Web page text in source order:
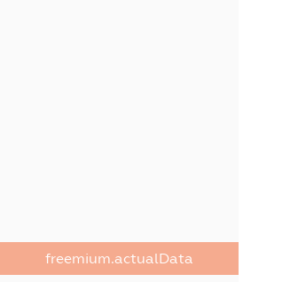
freemium.actualData